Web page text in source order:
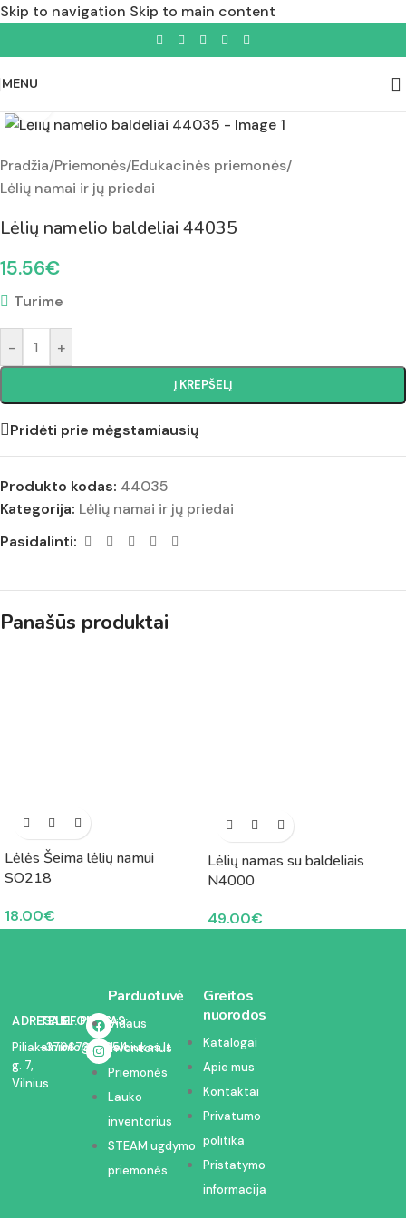
Skip to navigation Skip to main content
MENU
Pradžia/Priemonės/Edukacinės priemonės/
Lėlių namai ir jų priedai
Lėlių namelio baldeliai 44035
15.56€
Turime
- +
Į KREPŠELĮ
Pridėti prie mėgstamiausių
Produkto kodas: 44035
Kategorija: Lėlių namai ir jų priedai
Pasidalinti:
Panašūs produktai
Lėlės Šeima lėlių namui
SO218
18.00€
Lėlių namas su baldeliais
N4000
49.00€
ADRESAS:
Piliakalnio
g. 7,
Vilnius
TELEFONAS:
+37067350054
EL. PAŠTAS:
info@kodelciukas.lt
Parduotuvė
Vidaus
inventorius
Priemonės
Lauko
inventorius
STEAM ugdymo
priemonės
Greitos
nuorodos
Katalogai
Apie mus
Kontaktai
Privatumo
politika
Pristatymo
informacija